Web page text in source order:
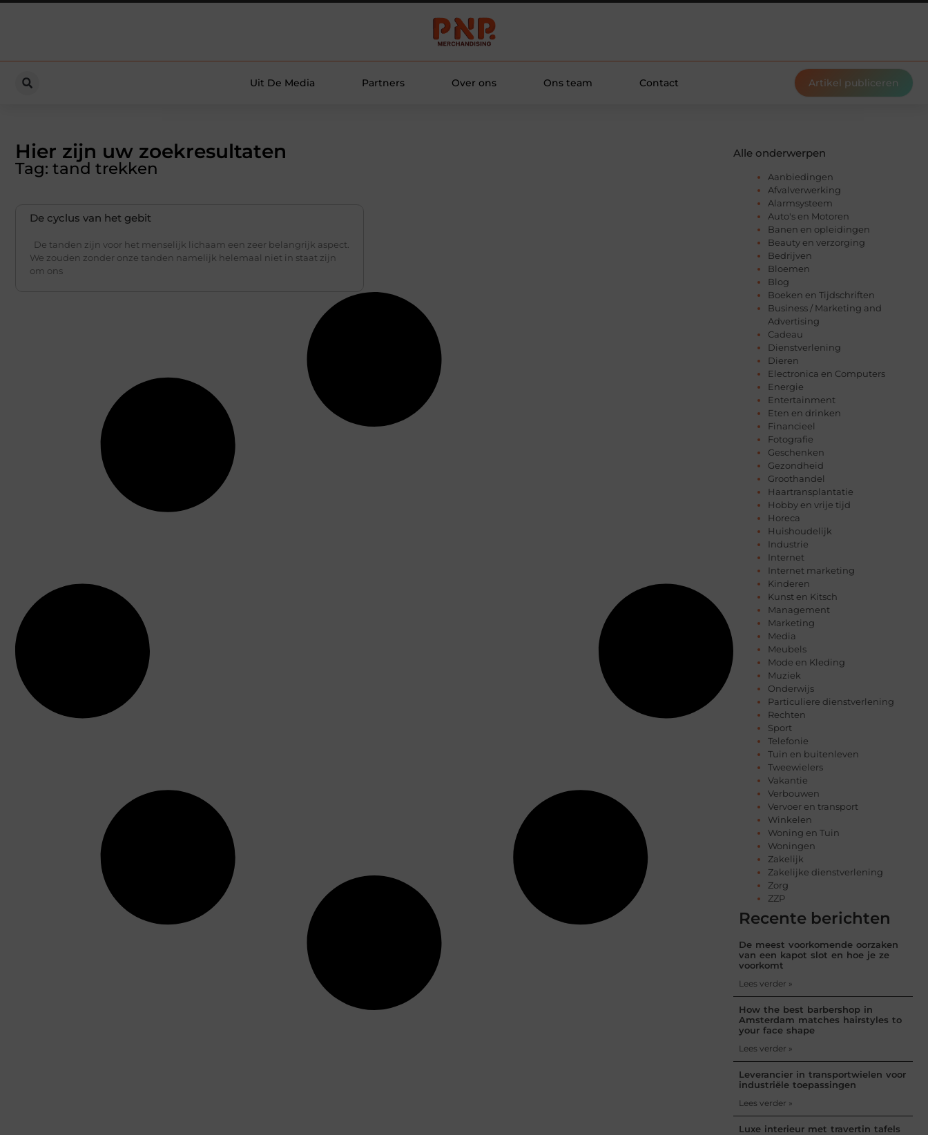
Uit De Media Partners Over ons Ons team Contact Artikel publiceren
Hier zijn uw zoekresultaten
Tag: tand trekken
De cyclus van het gebit
De tanden zijn voor het menselijk lichaam een zeer belangrijk aspect.
We zouden zonder onze tanden namelijk helemaal niet in staat zijn
om ons
Alle onderwerpen
Aanbiedingen
Afvalverwerking
Alarmsysteem
Auto's en Motoren
Banen en opleidingen
Beauty en verzorging
Bedrijven
Bloemen
Blog
Boeken en Tijdschriften
Business / Marketing and
Advertising
Cadeau
Dienstverlening
Dieren
Electronica en Computers
Energie
Entertainment
Eten en drinken
Financieel
Fotografie
Geschenken
Gezondheid
Groothandel
Haartransplantatie
Hobby en vrije tijd
Horeca
Huishoudelijk
Industrie
Internet
Internet marketing
Kinderen
Kunst en Kitsch
Management
Marketing
Media
Meubels
Mode en Kleding
Muziek
Onderwijs
Particuliere dienstverlening
Rechten
Sport
Telefonie
Tuin en buitenleven
Tweewielers
Vakantie
Verbouwen
Vervoer en transport
Winkelen
Woning en Tuin
Woningen
Zakelijk
Zakelijke dienstverlening
Zorg
ZZP
Recente berichten
De meest voorkomende oorzaken
van een kapot slot en hoe je ze
voorkomt
Lees verder »
How the best barbershop in
Amsterdam matches hairstyles to
your face shape
Lees verder »
Leverancier in transportwielen voor
industriële toepassingen
Lees verder »
Luxe interieur met travertin tafels